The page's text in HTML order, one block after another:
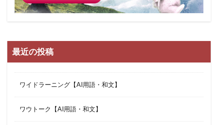
最近の投稿
ワイドラーニング【AI用語・和文】
ワウトーク【AI用語・和文】